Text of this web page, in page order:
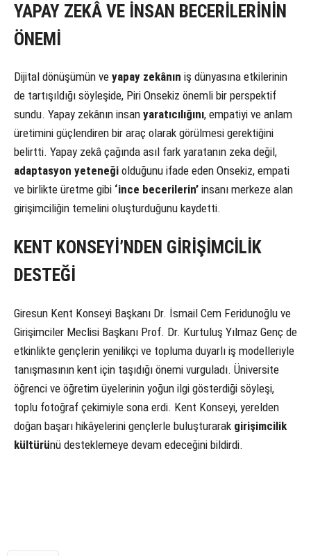
YAPAY ZEKÂ VE İNSAN BECERİLERİNİN
ÖNEMİ
Dijital dönüşümün ve yapay zekânın iş dünyasına etkilerinin
de tartışıldığı söyleşide, Piri Onsekiz önemli bir perspektif
sundu. Yapay zekânın insan yaratıcılığını, empatiyi ve anlam
üretimini güçlendiren bir araç olarak görülmesi gerektiğini
belirtti. Yapay zekâ çağında asıl fark yaratanın zeka değil,
adaptasyon yeteneği olduğunu ifade eden Onsekiz, empati
ve birlikte üretme gibi ‘ince becerilerin’ insanı merkeze alan
girişimciliğin temelini oluşturduğunu kaydetti.
KENT KONSEYİ’NDEN GİRİŞİMCİLİK
DESTEĞİ
Giresun Kent Konseyi Başkanı Dr. İsmail Cem Feridunoğlu ve
Girişimciler Meclisi Başkanı Prof. Dr. Kurtuluş Yılmaz Genç de
etkinlikte gençlerin yenilikçi ve topluma duyarlı iş modelleriyle
tanışmasının kent için taşıdığı önemi vurguladı. Üniversite
öğrenci ve öğretim üyelerinin yoğun ilgi gösterdiği söyleşi,
toplu fotoğraf çekimiyle sona erdi. Kent Konseyi, yerelden
doğan başarı hikâyelerini gençlerle buluşturarak girişimcilik
kültürünü desteklemeye devam edeceğini bildirdi.